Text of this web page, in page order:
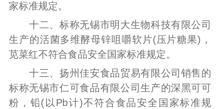
家标准规定。
十二、标称无锡市明大生物科技有限公司
生产的活菌多维酵母锌咀嚼软片(压片糖果)，
苋菜红不符合食品安全国家标准规定。
十三、扬州佳安食品贸易有限公司销售的
标称无锡市仁可食品有限公司生产的深黑可可
粉，铅(以Pb计)不符合食品安全国家标准规